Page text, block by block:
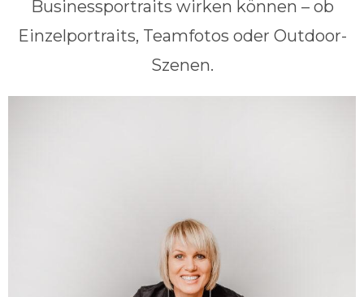
Businessportraits wirken können – ob
Einzelportraits, Teamfotos oder Outdoor-
Szenen.